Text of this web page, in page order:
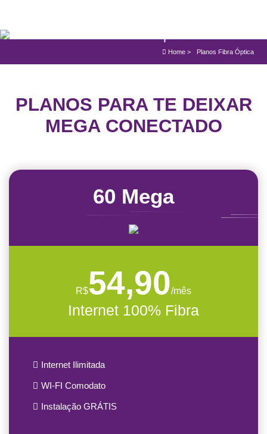
Home > Planos Fibra Óptica
PLANOS PARA TE DEIXAR
MEGA CONECTADO
60 Mega
R$54,90/mês
Internet 100% Fibra
Internet Ilimitada
WI-FI Comodato
Instalação GRÁTIS